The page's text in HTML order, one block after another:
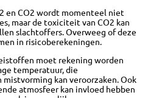
en CO2 wordt momenteel niet
maar de toxiciteit van CO2 kan
slachtoffers. Overweeg of deze
in risicoberekeningen.
moet rekening worden
temperatuur, die
kan veroorzaken. Ook
atmosfeer kan invloed hebben